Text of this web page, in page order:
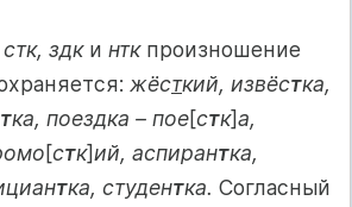
стк, здк и нтк произношение
жёсткий, извёстка,
тка, поездка – пое[стк]а,
[стк]ий, аспирантка,
тка, студентка. Согласный